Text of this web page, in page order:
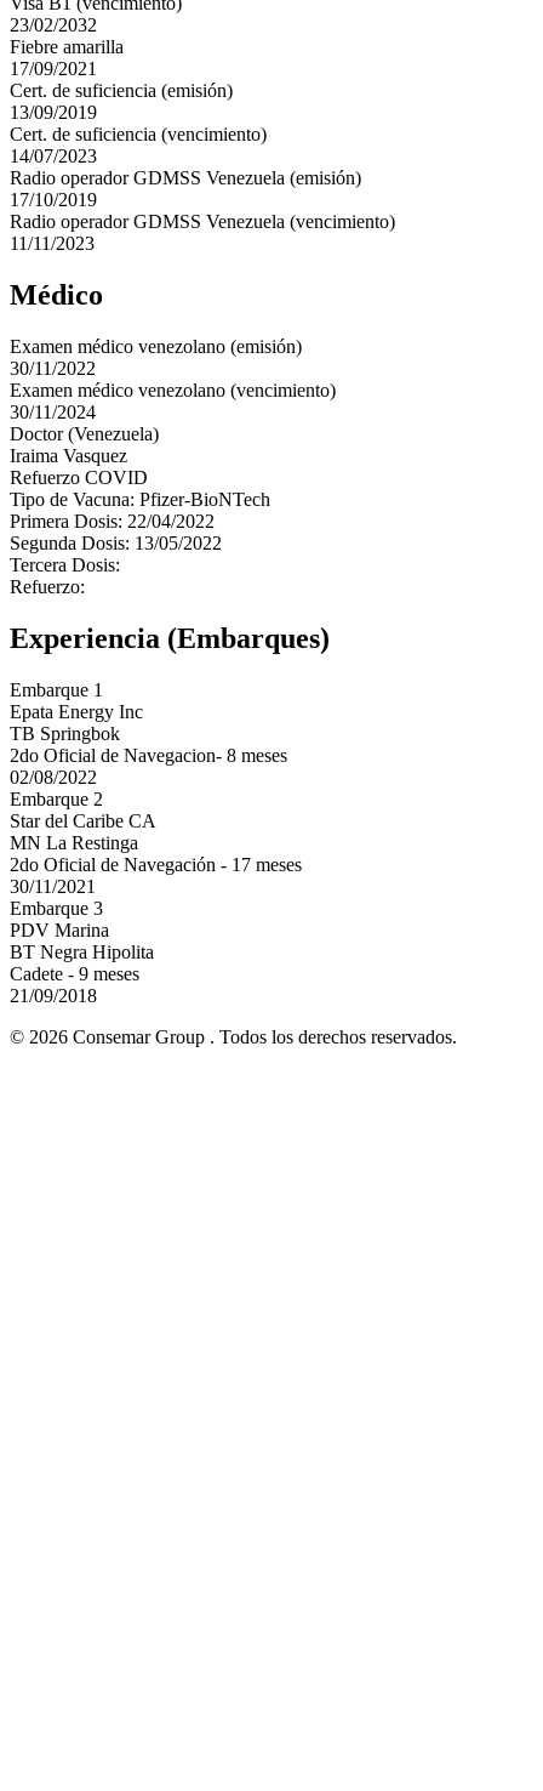
23/02/2032
Fiebre amarilla
17/09/2021
Cert. de suficiencia (emisión)
13/09/2019
Cert. de suficiencia (vencimiento)
14/07/2023
Radio operador GDMSS Venezuela (emisión)
17/10/2019
Radio operador GDMSS Venezuela (vencimiento)
11/11/2023
Médico
Examen médico venezolano (emisión)
30/11/2022
Examen médico venezolano (vencimiento)
30/11/2024
Doctor (Venezuela)
Iraima Vasquez
Refuerzo COVID
Tipo de Vacuna: Pfizer-BioNTech
Primera Dosis: 22/04/2022
Segunda Dosis: 13/05/2022
Tercera Dosis:
Refuerzo:
Experiencia (Embarques)
Embarque 1
Epata Energy Inc
TB Springbok
2do Oficial de Navegacion- 8 meses
02/08/2022
Embarque 2
Star del Caribe CA
MN La Restinga
2do Oficial de Navegación - 17 meses
30/11/2021
Embarque 3
PDV Marina
BT Negra Hipolita
Cadete - 9 meses
21/09/2018
© 2026 Consemar Group . Todos los derechos reservados.